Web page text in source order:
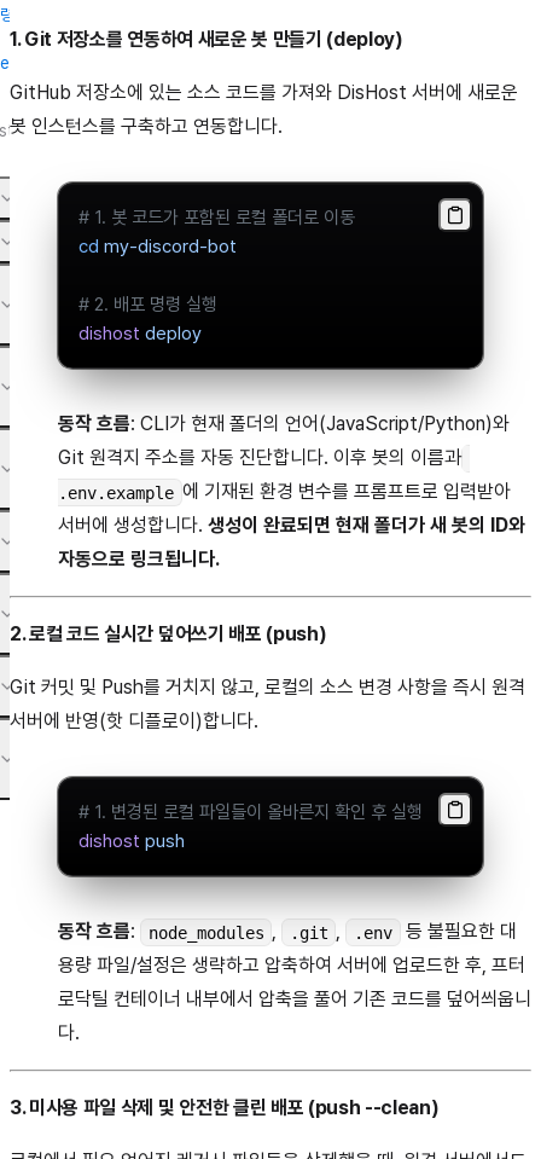
1. Git 저장소를 연동하여 새로운 봇 만들기 (deploy)
GitHub 저장소에 있는 소스 코드를 가져와 DisHost 서버에 새로운
봇 인스턴스를 구축하고 연동합니다.
# 1. 봇 코드가 포함된 로컬 폴더로 이동
cd my-discord-bot
# 2. 배포 명령 실행
dishost deploy
동작 흐름: CLI가 현재 폴더의 언어(JavaScript/Python)와
Git 원격지 주소를 자동 진단합니다. 이후 봇의 이름과
.env.example 에 기재된 환경 변수를 프롬프트로 입력받아
서버에 생성합니다. 생성이 완료되면 현재 폴더가 새 봇의 ID와
자동으로 링크됩니다.
2. 로컬 코드 실시간 덮어쓰기 배포 (push)
Git 커밋 및 Push를 거치지 않고, 로컬의 소스 변경 사항을 즉시 원격
서버에 반영(핫 디플로이)합니다.
# 1. 변경된 로컬 파일들이 올바른지 확인 후 실행
dishost push
동작 흐름: node_modules , .git , .env
등 불필요한 대
용량 파일/설정은 생략하고 압축하여 서버에 업로드한 후, 프터
로닥틸 컨테이너 내부에서 압축을 풀어 기존 코드를 덮어씌웁니
다.
3. 미사용 파일 삭제 및 안전한 클린 배포 (push --clean)